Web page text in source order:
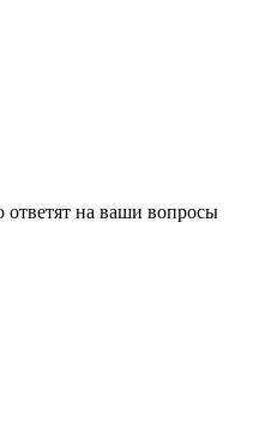
на ваши вопросы